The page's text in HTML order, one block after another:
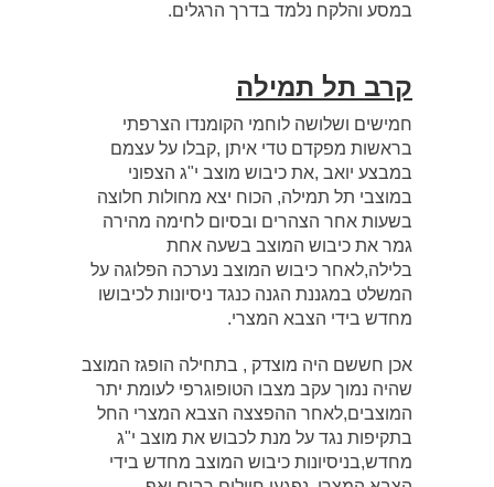
במסע והלקח נלמד בדרך הרגלים.
קרב תל תמילה
חמישים ושלושה לוחמי הקומנדו הצרפתי
בראשות מפקדם טדי איתן ,קבלו על עצמם
במבצע יואב ,את כיבוש מוצב י"ג הצפוני
במוצבי תל תמילה, הכוח יצא מחולות חלוצה
בשעות אחר הצהרים ובסיום לחימה מהירה
גמר את כיבוש המוצב בשעה אחת
בלילה,לאחר כיבוש המוצב נערכה הפלוגה על
המשלט במגננת הגנה כנגד ניסיונות לכיבושו
מחדש בידי הצבא המצרי.
אכן חששם היה מוצדק , בתחילה הופגז המוצב
שהיה נמוך עקב מצבו הטופוגרפי לעומת יתר
המוצבים,לאחר ההפצצה הצבא המצרי החל
בתקיפות נגד על מנת לכבוש את מוצב י"ג
מחדש,בניסיונות כיבוש המוצב מחדש בידי